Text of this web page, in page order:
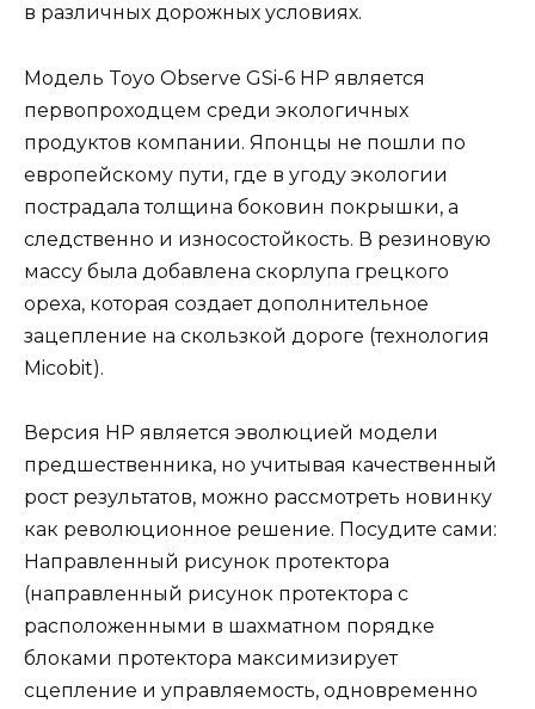
в различных дорожных условиях.
Модель Toyo Observe GSi-6 HP является
первопроходцем среди экологичных
продуктов компании. Японцы не пошли по
европейскому пути, где в угоду экологии
пострадала толщина боковин покрышки, а
следственно и износостойкость. В резиновую
массу была добавлена скорлупа грецкого
ореха, которая создает дополнительное
зацепление на скользкой дороге (технология
Micobit).
Версия HP является эволюцией модели
предшественника, но учитывая качественный
рост результатов, можно рассмотреть новинку
как революционное решение. Посудите сами:
Направленный рисунок протектора
(направленный рисунок протектора с
расположенными в шахматном порядке
блоками протектора максимизирует
сцепление и управляемость, одновременно